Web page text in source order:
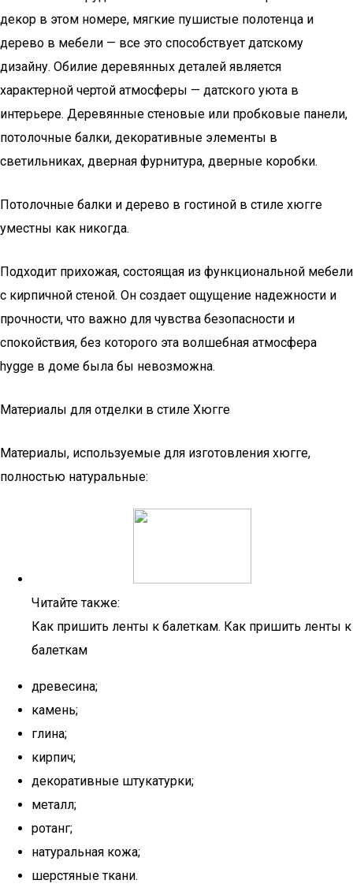
декор в этом номере, мягкие пушистые полотенца и
дерево в мебели — все это способствует датскому
дизайну. Обилие деревянных деталей является
характерной чертой атмосферы — датского уюта в
интерьере. Деревянные стеновые или пробковые панели,
потолочные балки, декоративные элементы в
светильниках, дверная фурнитура, дверные коробки.
Потолочные балки и дерево в гостиной в стиле хюгге
уместны как никогда.
Подходит прихожая, состоящая из функциональной мебели
с кирпичной стеной. Он создает ощущение надежности и
прочности, что важно для чувства безопасности и
спокойствия, без которого эта волшебная атмосфера
hygge в доме была бы невозможна.
Материалы для отделки в стиле Хюгге
Материалы, используемые для изготовления хюгге,
полностью натуральные:
Читайте также:
Как пришить ленты к балеткам. Как пришить ленты к
балеткам
древесина;
камень;
глина;
кирпич;
декоративные штукатурки;
металл;
ротанг;
натуральная кожа;
шерстяные ткани.